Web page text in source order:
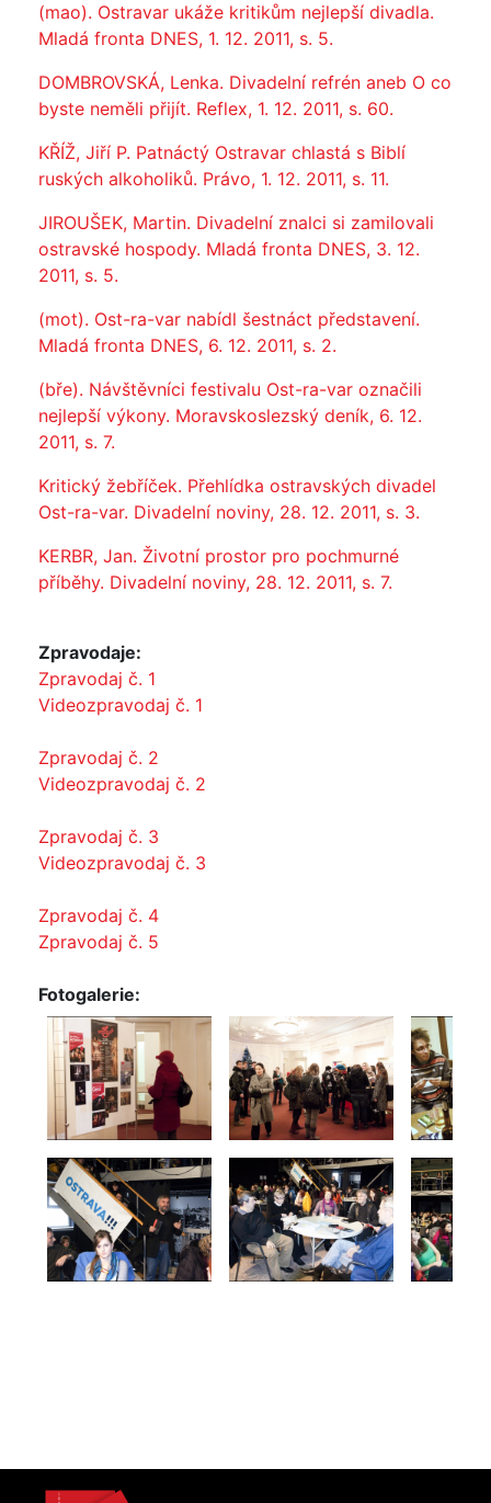
(mao). Ostravar ukáže kritikům nejlepší divadla.
Mladá fronta DNES, 1. 12. 2011, s. 5.
DOMBROVSKÁ, Lenka. Divadelní refrén aneb O co
byste neměli přijít. Reflex, 1. 12. 2011, s. 60.
KŘÍŽ, Jiří P. Patnáctý Ostravar chlastá s Biblí
ruských alkoholiků. Právo, 1. 12. 2011, s. 11.
JIROUŠEK, Martin. Divadelní znalci si zamilovali
ostravské hospody. Mladá fronta DNES, 3. 12.
2011, s. 5.
(mot). Ost-ra-var nabídl šestnáct představení.
Mladá fronta DNES, 6. 12. 2011, s. 2.
(bře). Návštěvníci festivalu Ost-ra-var označili
nejlepší výkony. Moravskoslezský deník, 6. 12.
2011, s. 7.
Kritický žebříček. Přehlídka ostravských divadel
Ost-ra-var. Divadelní noviny, 28. 12. 2011, s. 3.
KERBR, Jan. Životní prostor pro pochmurné
příběhy. Divadelní noviny, 28. 12. 2011, s. 7.
Zpravodaje:
Zpravodaj č. 1
Videozpravodaj č. 1
Zpravodaj č. 2
Videozpravodaj č. 2
Zpravodaj č. 3
Videozpravodaj č. 3
Zpravodaj č. 4
Zpravodaj č. 5
Fotogalerie: